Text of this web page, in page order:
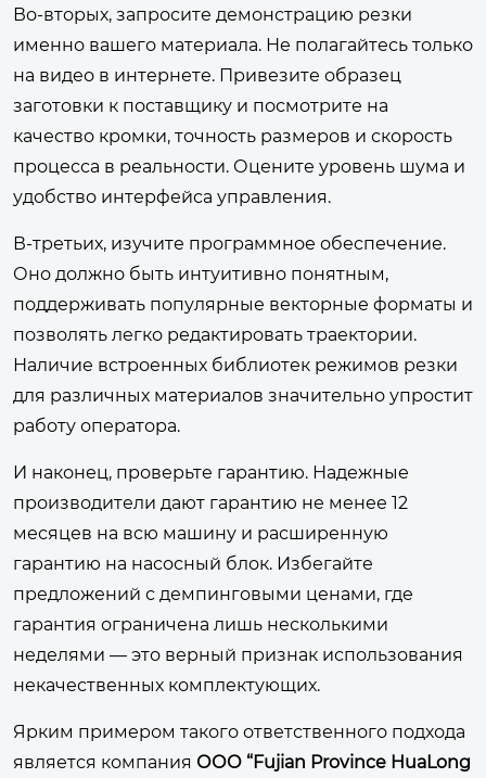
Во-вторых, запросите демонстрацию резки
именно вашего материала. Не полагайтесь только
на видео в интернете. Привезите образец
заготовки к поставщику и посмотрите на
качество кромки, точность размеров и скорость
процесса в реальности. Оцените уровень шума и
удобство интерфейса управления.
В-третьих, изучите программное обеспечение.
Оно должно быть интуитивно понятным,
поддерживать популярные векторные форматы и
позволять легко редактировать траектории.
Наличие встроенных библиотек режимов резки
для различных материалов значительно упростит
работу оператора.
И наконец, проверьте гарантию. Надежные
производители дают гарантию не менее 12
месяцев на всю машину и расширенную
гарантию на насосный блок. Избегайте
предложений с демпинговыми ценами, где
гарантия ограничена лишь несколькими
неделями — это верный признак использования
некачественных комплектующих.
Ярким примером такого ответственного подхода
является компания ООО “Fujian Province HuaLong